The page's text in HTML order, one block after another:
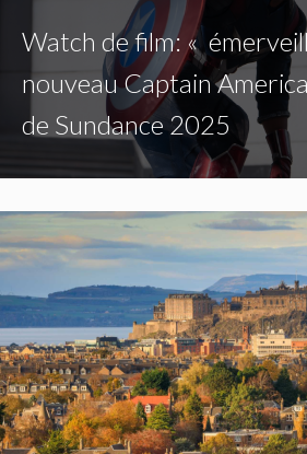
Watch de film: «
nouveau Captain
de Sundance 2025